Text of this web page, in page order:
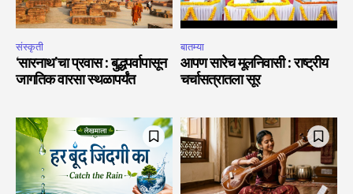
संस्कृती
‘सारनाथ’चा प्रवास : बुद्धपर्वापासून
जागतिक वारसा स्थळापर्यंत
बातम्या
आपण सारेच मूलनिवासी : राष्ट्रीय
चर्चासत्रातला सूर